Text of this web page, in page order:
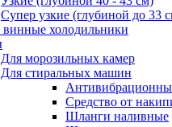
Супер узкие (глубиной до 33
холодильники
Для морозильных камер
Для стиральных машин
Средство от
Шланги наливные